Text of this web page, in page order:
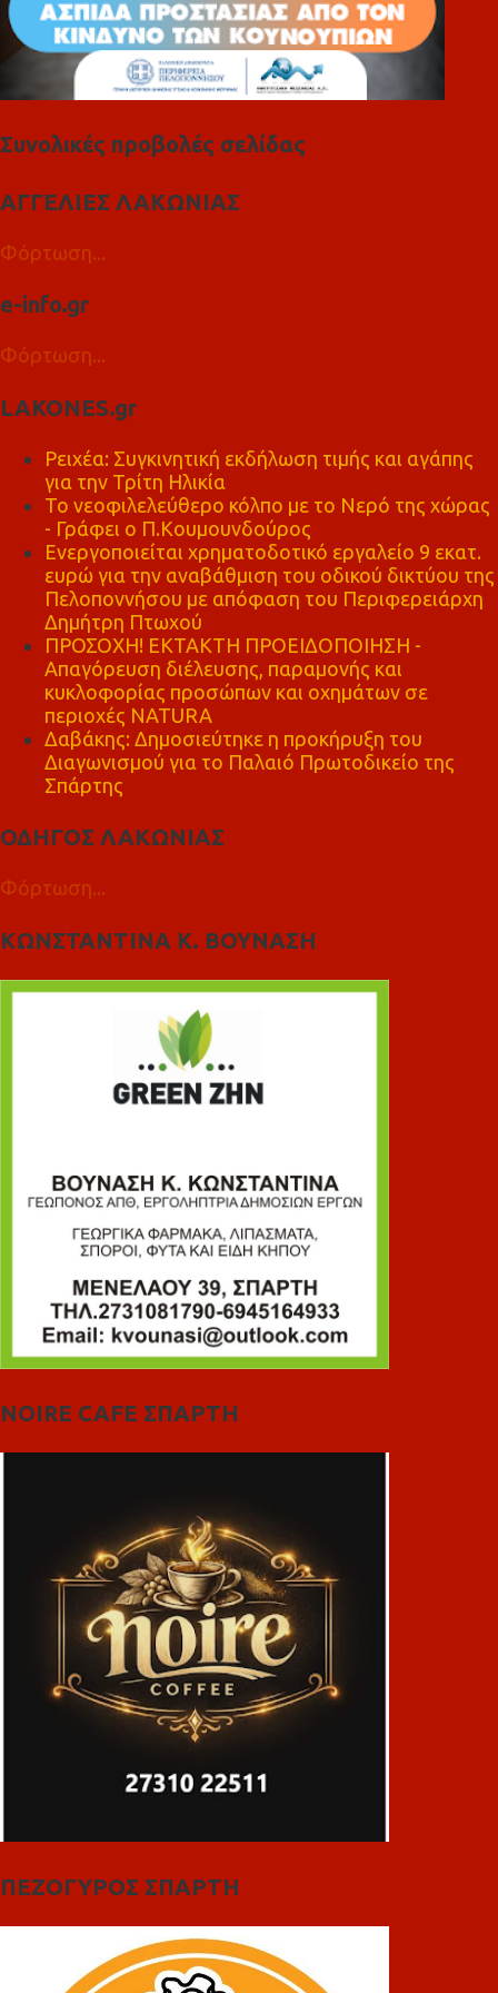
Συνολικές προβολές σελίδας
ΑΓΓΕΛΙΕΣ ΛΑΚΩΝΙΑΣ
Φόρτωση...
e-info.gr
Φόρτωση...
LAKONES.gr
Ρειχέα: Συγκινητική εκδήλωση τιμής και αγάπης
για την Τρίτη Ηλικία
Το νεοφιλελεύθερο κόλπο με το Νερό της χώρας
- Γράφει ο Π.Κουμουνδούρος
Ενεργοποιείται χρηματοδοτικό εργαλείο 9 εκατ.
ευρώ για την αναβάθμιση του οδικού δικτύου της
Πελοποννήσου με απόφαση του Περιφερειάρχη
Δημήτρη Πτωχού
ΠΡΟΣΟΧΗ! ΕΚΤΑΚΤΗ ΠΡΟΕΙΔΟΠΟΙΗΣΗ -
Απαγόρευση διέλευσης, παραμονής και
κυκλοφορίας προσώπων και οχημάτων σε
περιοχές NATURA
Δαβάκης: Δημοσιεύτηκε η προκήρυξη του
Διαγωνισμού για το Παλαιό Πρωτοδικείο της
Σπάρτης
ΟΔΗΓΟΣ ΛΑΚΩΝΙΑΣ
Φόρτωση...
ΚΩΝΣΤΑΝΤΙΝΑ Κ. ΒΟΥΝΑΣΗ
NOIRE CAFE ΣΠΑΡΤΗ
ΠΕΖΟΓΥΡΟΣ ΣΠΑΡΤΗ